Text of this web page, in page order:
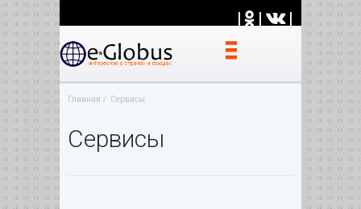
| | |
Главная Cервисы
Cервисы